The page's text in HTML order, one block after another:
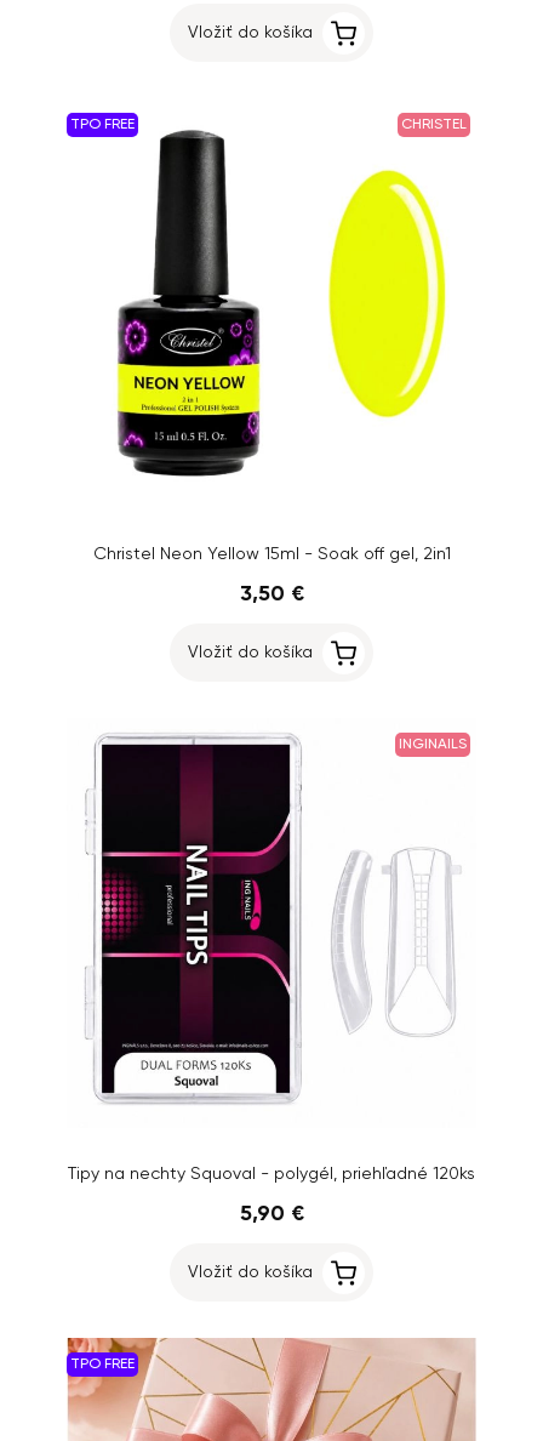
Vložiť do košíka
TPO FREE CHRISTEL
Christel Neon Yellow 15ml - Soak off gel, 2in1
3,50 €
Vložiť do košíka
INGINAILS
Tipy na nechty Squoval - polygél, priehľadné 120ks
5,90 €
Vložiť do košíka
TPO FREE